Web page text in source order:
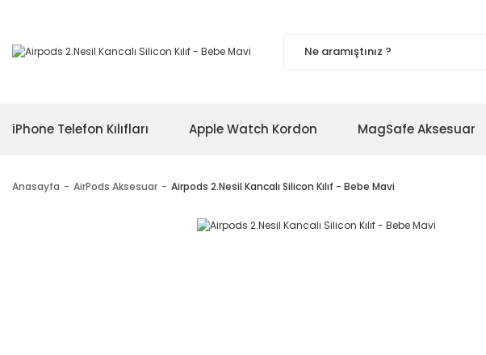
iPhone Telefon Kılıfları Apple Watch Kordon MagSafe Aksesuar
Anasayfa AirPods Aksesuar Airpods 2.Nesil Kancalı Silicon Kılıf - Bebe Mavi